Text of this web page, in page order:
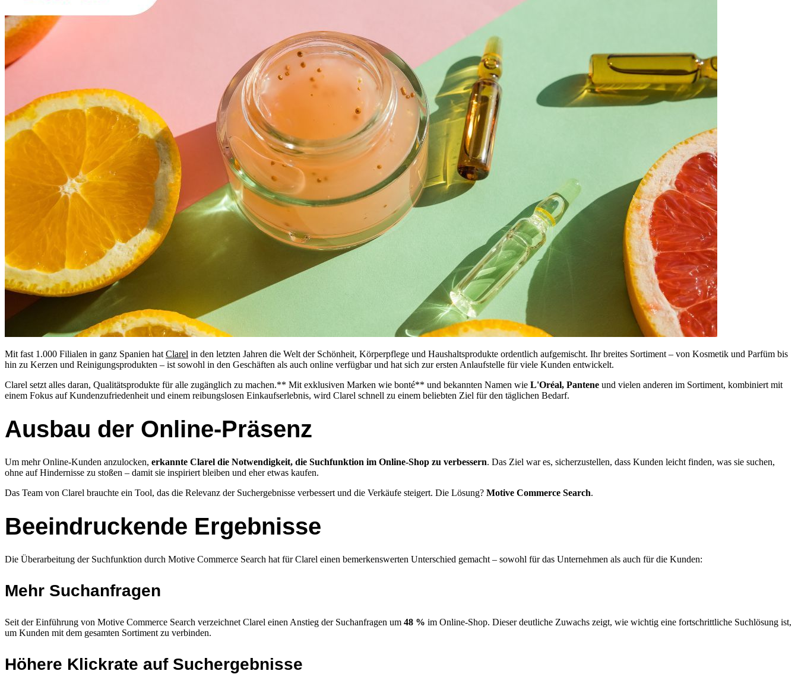
Mit fast 1.000 Filialen in ganz Spanien hat Clarel in den letzten Jahren die Welt der Schönheit, Körperpflege und Haushaltsprodukte ordentlich aufgemischt. Ihr breites Sortiment – von Kosmetik und Parfüm bis
hin zu Kerzen und Reinigungsprodukten – ist sowohl in den Geschäften als auch online verfügbar und hat sich zur ersten Anlaufstelle für viele Kunden entwickelt.
Clarel setzt alles daran, Qualitätsprodukte für alle zugänglich zu machen.** Mit exklusiven Marken wie bonté** und bekannten Namen wie L'Oréal, Pantene und vielen anderen im Sortiment, kombiniert mit
einem Fokus auf Kundenzufriedenheit und einem reibungslosen Einkaufserlebnis, wird Clarel schnell zu einem beliebten Ziel für den täglichen Bedarf.
Ausbau der Online-Präsenz
Um mehr Online-Kunden anzulocken, erkannte Clarel die Notwendigkeit, die Suchfunktion im Online-Shop zu verbessern. Das Ziel war es, sicherzustellen, dass Kunden leicht finden, was sie suchen,
ohne auf Hindernisse zu stoßen – damit sie inspiriert bleiben und eher etwas kaufen.
Das Team von Clarel brauchte ein Tool, das die Relevanz der Suchergebnisse verbessert und die Verkäufe steigert. Die Lösung? Motive Commerce Search.
Beeindruckende Ergebnisse
Die Überarbeitung der Suchfunktion durch Motive Commerce Search hat für Clarel einen bemerkenswerten Unterschied gemacht – sowohl für das Unternehmen als auch für die Kunden:
Mehr Suchanfragen
Seit der Einführung von Motive Commerce Search verzeichnet Clarel einen Anstieg der Suchanfragen um 48 % im Online-Shop. Dieser deutliche Zuwachs zeigt, wie wichtig eine fortschrittliche Suchlösung ist,
um Kunden mit dem gesamten Sortiment zu verbinden.
Höhere Klickrate auf Suchergebnisse